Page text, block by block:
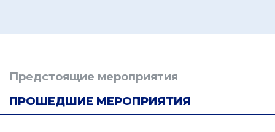
Предстоящие мероприятия
ПРОШЕДШИЕ МЕРОПРИЯТИЯ